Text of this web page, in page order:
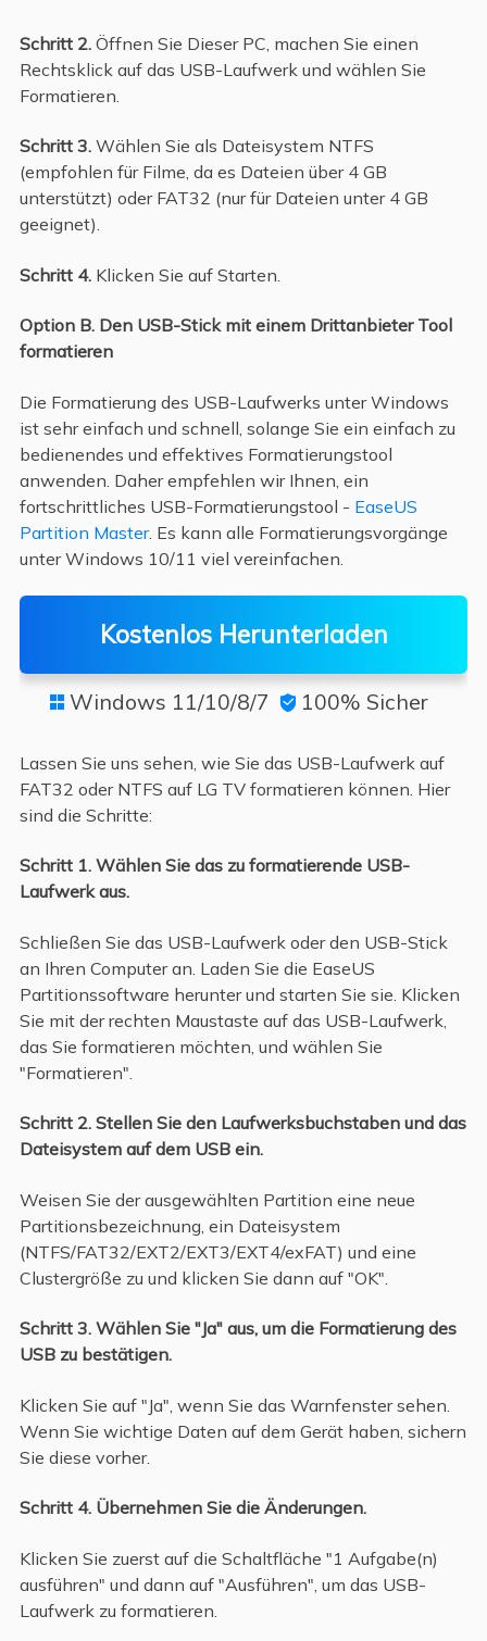
Schritt 2.Öffnen Sie Dieser PC, machen Sie einen
Rechtsklick auf das USB-Laufwerk und wählen Sie
Formatieren.
Schritt 3.Wählen Sie als Dateisystem NTFS
(empfohlen für Filme, da es Dateien über 4 GB
unterstützt) oder FAT32 (nur für Dateien unter 4 GB
geeignet).
Schritt 4.Klicken Sie auf Starten.
Option B. Den USB-Stick mit einem Drittanbieter Tool
formatieren
Die Formatierung des USB-Laufwerks unter Windows
ist sehr einfach und schnell, solange Sie ein einfach zu
bedienendes und effektives Formatierungstool
anwenden. Daher empfehlen wir Ihnen, ein
fortschrittliches USB-Formatierungstool - EaseUS
Partition Master. Es kann alle Formatierungsvorgänge
unter Windows 10/11 viel vereinfachen.
Kostenlos Herunterladen
 Windows 11/10/8/7  100% Sicher
Lassen Sie uns sehen, wie Sie das USB-Laufwerk auf
FAT32 oder NTFS auf LG TV formatieren können. Hier
sind die Schritte:
Schritt 1. Wählen Sie das zu formatierende USB-
Laufwerk aus.
Schließen Sie das USB-Laufwerk oder den USB-Stick
an Ihren Computer an. Laden Sie die EaseUS
Partitionssoftware herunter und starten Sie sie. Klicken
Sie mit der rechten Maustaste auf das USB-Laufwerk,
das Sie formatieren möchten, und wählen Sie
"Formatieren".
Schritt 2. Stellen Sie den Laufwerksbuchstaben und das
Dateisystem auf dem USB ein.
Weisen Sie der ausgewählten Partition eine neue
Partitionsbezeichnung, ein Dateisystem
(NTFS/FAT32/EXT2/EXT3/EXT4/exFAT) und eine
Clustergröße zu und klicken Sie dann auf "OK".
Schritt 3. Wählen Sie "Ja" aus, um die Formatierung des
USB zu bestätigen.
Klicken Sie auf "Ja", wenn Sie das Warnfenster sehen.
Wenn Sie wichtige Daten auf dem Gerät haben, sichern
Sie diese vorher.
Schritt 4. Übernehmen Sie die Änderungen.
Klicken Sie zuerst auf die Schaltfläche "1 Aufgabe(n)
ausführen" und dann auf "Ausführen", um das USB-
Laufwerk zu formatieren.